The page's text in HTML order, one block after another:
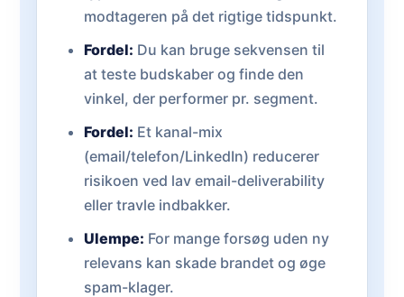
modtageren på det rigtige tidspunkt.
Fordel: Du kan bruge sekvensen til
at teste budskaber og finde den
vinkel, der performer pr. segment.
Fordel: Et kanal-mix
(email/telefon/LinkedIn) reducerer
risikoen ved lav email-deliverability
eller travle indbakker.
Ulempe: For mange forsøg uden ny
relevans kan skade brandet og øge
spam-klager.